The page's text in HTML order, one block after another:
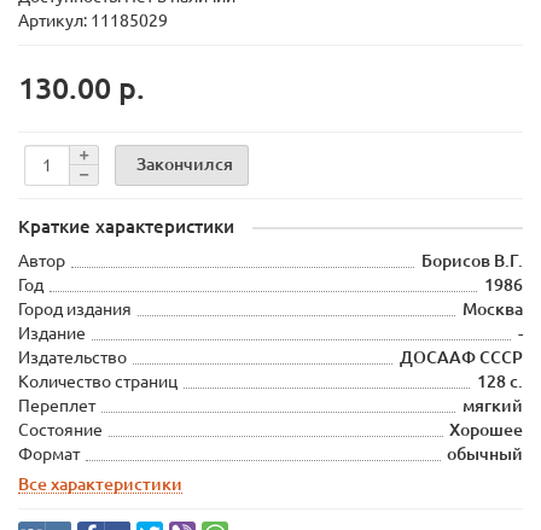
Артикул: 11185029
130.00 р.
Закончился
Краткие характеристики
Автор
Борисов В.Г.
Год
1986
Город издания
Москва
Издание
-
Издательство
ДОСААФ СССР
Количество страниц
128 с.
Переплет
мягкий
Состояние
Хорошее
Формат
обычный
Все характеристики